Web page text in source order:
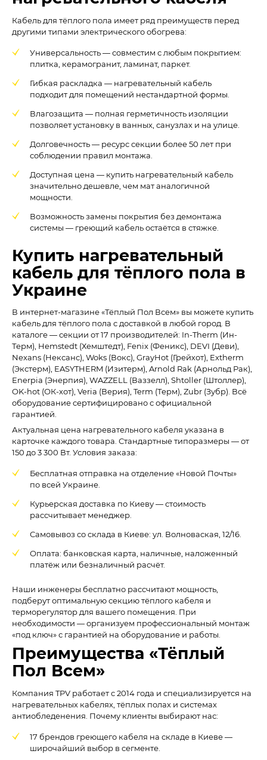
Кабель для тёплого пола имеет ряд преимуществ перед
другими типами электрического обогрева:
Универсальность — совместим с любым покрытием:
плитка, керамогранит, ламинат, паркет.
Гибкая раскладка — нагревательный кабель
подходит для помещений нестандартной формы.
Влагозащита — полная герметичность изоляции
позволяет установку в ванных, санузлах и на улице.
Долговечность — ресурс секции более 50 лет при
соблюдении правил монтажа.
Доступная цена — купить нагревательный кабель
значительно дешевле, чем мат аналогичной
мощности.
Возможность замены покрытия без демонтажа
системы — греющий кабель остаётся в стяжке.
Купить нагревательный
кабель для тёплого пола в
Украине
В интернет-магазине «Тёплый Пол Всем» вы можете купить
кабель для тёплого пола с доставкой в любой город. В
каталоге — секции от 17 производителей: In-Therm (Ин-
Терм), Hemstedt (Хемштедт), Fenix (Феникс), DEVI (Деви),
Nexans (Нексанс), Woks (Вокс), GrayHot (Грейхот), Extherm
(Экстерм), EASYTHERM (Изитерм), Arnold Rak (Арнольд Рак),
Enerpia (Энерпия), WAZZELL (Ваззелл), Shtoller (Штоллер),
OK-hot (ОК-хот), Veria (Верия), Term (Терм), Zubr (Зубр). Всё
оборудование сертифицировано с официальной
гарантией.
Актуальная цена нагревательного кабеля указана в
карточке каждого товара. Стандартные типоразмеры — от
150 до 3 300 Вт. Условия заказа:
Бесплатная отправка на отделение «Новой Почты»
по всей Украине.
Курьерская доставка по Киеву — стоимость
рассчитывает менеджер.
Самовывоз со склада в Киеве: ул. Волноваская, 12/16.
Оплата: банковская карта, наличные, наложенный
платёж или безналичный расчёт.
Наши инженеры бесплатно рассчитают мощность,
подберут оптимальную секцию тёплого кабеля и
терморегулятор для вашего помещения. При
необходимости — организуем профессиональный монтаж
«под ключ» с гарантией на оборудование и работы.
Преимущества «Тёплый
Пол Всем»
Компания TPV работает с 2014 года и специализируется на
нагревательных кабелях, тёплых полах и системах
антиобледенения. Почему клиенты выбирают нас:
17 брендов греющего кабеля на складе в Киеве —
широчайший выбор в сегменте.